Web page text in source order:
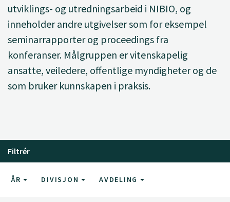
utviklings- og utredningsarbeid i NIBIO, og
inneholder andre utgivelser som for eksempel
seminarrapporter og proceedings fra
konferanser. Målgruppen er vitenskapelig
ansatte, veiledere, offentlige myndigheter og de
som bruker kunnskapen i praksis.
Filtrér
ÅR DIVISJON AVDELING